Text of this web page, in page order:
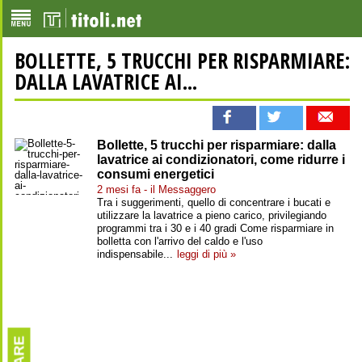
BOLLETTE, 5 TRUCCHI PER RISPARMIARE:
DALLA LAVATRICE AI...
Bollette, 5 trucchi per risparmiare: dalla
lavatrice ai condizionatori, come ridurre i
consumi energetici
2 mesi fa - il Messaggero
Tra i suggerimenti, quello di concentrare i bucati e
utilizzare la lavatrice a pieno carico, privilegiando
programmi tra i 30 e i 40 gradi Come risparmiare in
bolletta con l'arrivo del caldo e l'uso
indispensabile... leggi di più »